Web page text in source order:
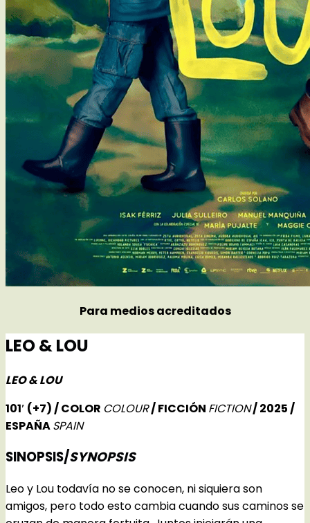
Para medios acreditados
LEO & LOU
LEO & LOU
101′ (+7)/ COLOR COLOUR/ FICCIÓN FICTION/ 2025 /
ESPAÑASPAIN
SINOPSIS/SYNOPSIS
Leo y Lou todavía no se conocen, ni siquiera son
amigos, pero todo esto cambia cuando sus caminos se